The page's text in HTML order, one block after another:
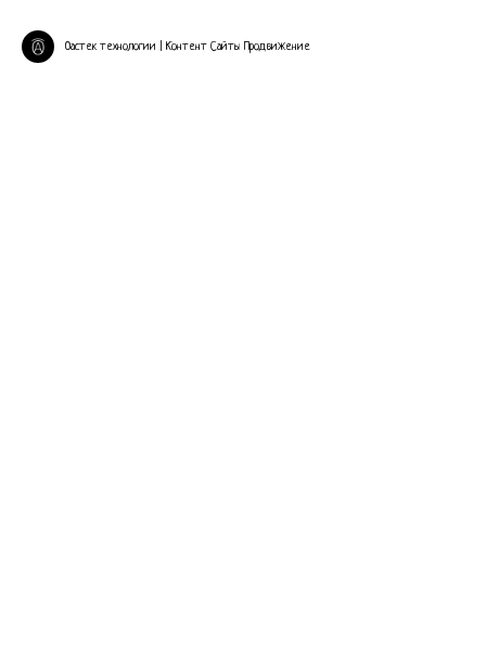
Оастек технологии | Контент Сайты Продвижение